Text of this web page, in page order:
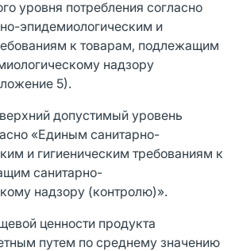
уровня потребления согласно
эпидемиологическим и
к товарам, подлежащим
надзору
5).
допустимый уровень
«Единым санитарно-
и гигиеническим требованиям к
санитарно-
надзору (контролю)».
ценности продукта
путем по среднему значению